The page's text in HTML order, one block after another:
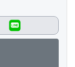
LINE